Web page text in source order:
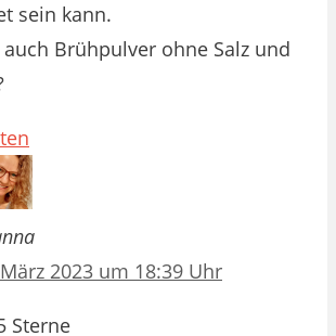
sein kann.
auch Brühpulver ohne Salz und
2023 um 18:39 Uhr